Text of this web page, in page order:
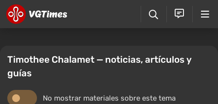
Timothee Chalamet — noticias, artículos y
guías
No mostrar materiales sobre este tema